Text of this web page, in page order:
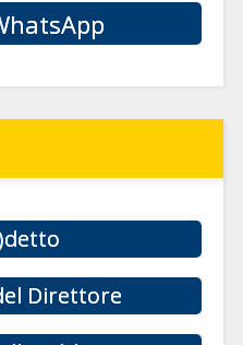
Direttore